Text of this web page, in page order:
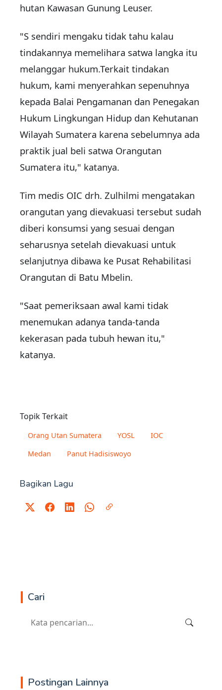
hutan Kawasan Gunung Leuser.
"S sendiri mengaku tidak tahu kalau
tindakannya memelihara satwa langka itu
melanggar hukum.Terkait tindakan
hukum, kami menyerahkan sepenuhnya
kepada Balai Pengamanan dan Penegakan
Hukum Lingkungan Hidup dan Kehutanan
Wilayah Sumatera karena sebelumnya ada
praktik jual beli satwa Orangutan
Sumatera itu," katanya.
Tim medis OIC drh. Zulhilmi mengatakan
orangutan yang dievakuasi tersebut sudah
diberi konsumsi yang sesuai dengan
seharusnya setelah dievakuasi untuk
selanjutnya dibawa ke Pusat Rehabilitasi
Orangutan di Batu Mbelin.
"Saat pemeriksaan awal kami tidak
menemukan adanya tanda-tanda
kekerasan pada tubuh hewan itu,"
katanya.
Topik Terkait
Orang Utan Sumatera YOSL
IOC
Medan
Panut Hadisiswoyo
Bagikan Lagu
Cari
Postingan Lainnya